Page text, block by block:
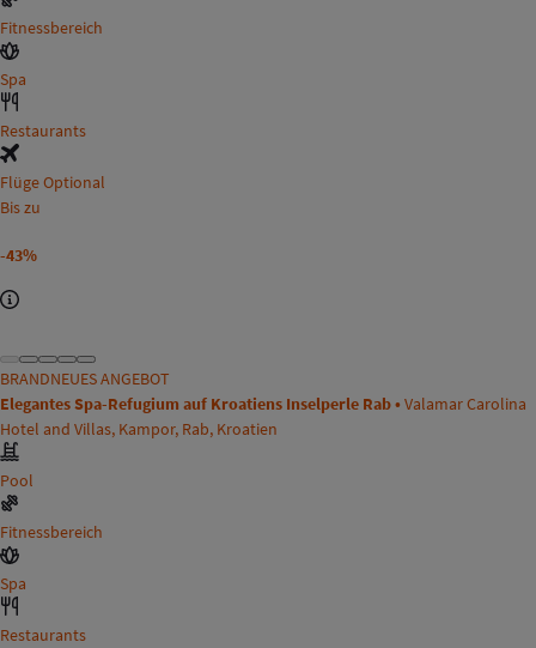
Fitnessbereich
Spa
Restaurants
Flüge Optional
Bis zu
-43%
BRANDNEUES ANGEBOT
Elegantes Spa-Refugium auf Kroatiens Inselperle Rab • Valamar Carolina
Hotel and Villas, Kampor, Rab, Kroatien
Pool
Fitnessbereich
Spa
Restaurants